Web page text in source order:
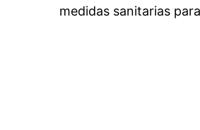
medidas sanitarias